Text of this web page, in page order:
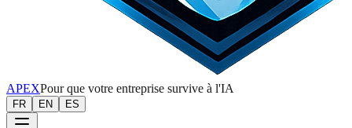
APEXPour que votre entreprise survive à l'IA
FR EN ES